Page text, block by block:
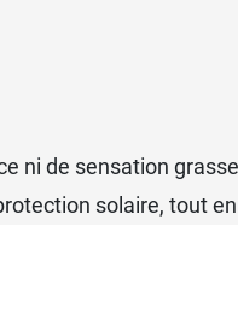
ni de sensation
solaire, tout